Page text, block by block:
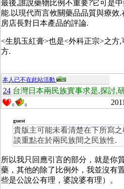
最後,誰說藥物比例不重要?它可是
能.以現代而言攸關藥品品質與療效
房店長對日本產品的評論.
<生肌玉紅膏>也是<外科正宗>之方
方.
本人已不在此站活動
24 台灣日本兩民族實事求是,探討,
0 0
guest
貴版主可能未看清楚在下所寫
談重點在於兩民族間之民族性.
所以我只回應引言的部分，就是你
藥，其他的除了比例外，我並沒有
些是公說公有理，婆說婆有理）。